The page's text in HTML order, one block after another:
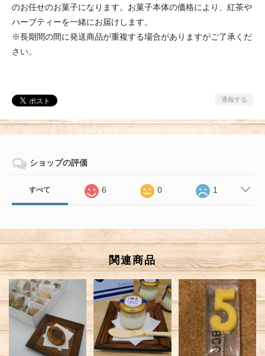
のお任せのお菓子になります。お菓子本体の価格により、紅茶や
ハーブティーを一緒にお届けします。
※長期間の間に発送商品が重複する場合がありますがご了承くだ
さい。
通報する
ショップの評価
すべて 6 0 1
関連商品